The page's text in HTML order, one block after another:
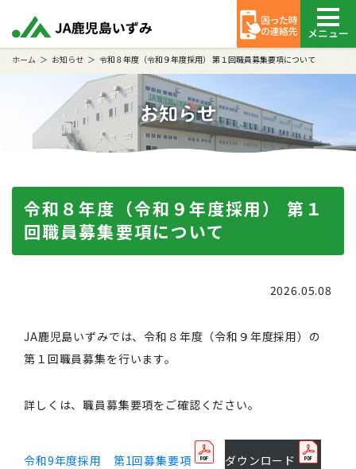
メニュー
ホーム お知らせ 令和８年度（令和９年度採用） 第１回職員募集要項について
お知らせ
令和８年度（令和９年度採用） 第１
回職員募集要項について
2026.05.08
JA鹿児島いずみでは、令和８年度（令和９年度採用）の
第１回職員募集を行います。
詳しくは、職員募集要項をご確認ください。
令和9年度採用 第1回募集要項 ダウンロード